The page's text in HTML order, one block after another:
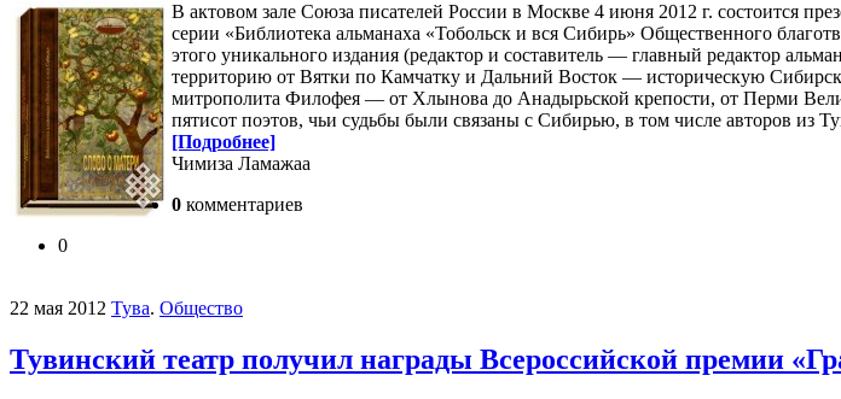
В актовом зале Союза писателей России в Москве 4 июня 2012 г. состоится
серии «Библиотека альманаха «Тобольск и вся Сибирь» Общественного
этого уникального издания (редактор и составитель — главный редактор
территорию от Вятки по Камчатку и Дальний Восток — историческую
митрополита Филофея — от Хлынова до Анадырьской крепости, от Перми
пятисот поэтов, чьи судьбы были связаны с Сибирью, в том числе авторов из
[Подробнее]
Чимиза Ламажаа
0 комментариев
0
22 мая 2012 Тува. Общество
Тувинский театр получил награды Всероссийской премии